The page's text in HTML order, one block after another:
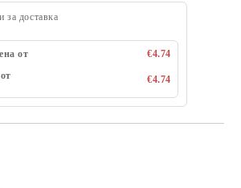
за доставка
от
€4.74
€4.74